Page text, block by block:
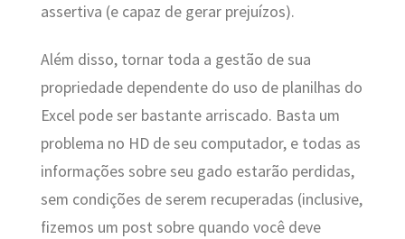
assertiva (e capaz de gerar prejuízos).
Além disso, tornar toda a gestão de sua
propriedade dependente do uso de planilhas do
Excel pode ser bastante arriscado. Basta um
problema no HD de seu computador, e todas as
informações sobre seu gado estarão perdidas,
sem condições de serem recuperadas (inclusive,
fizemos um post sobre quando você deve